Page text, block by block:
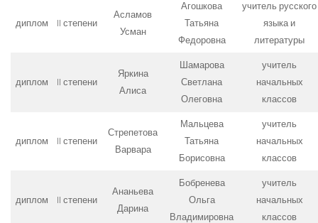
диплом II степени
Асламов
Усман
Агошкова
Татьяна
Федоровна
учитель русского
языка и
литературы
диплом II степени
Яркина
Алиса
Шамарова
Светлана
Олеговна
учитель
начальных
классов
диплом II степени
Стрепетова
Варвара
Мальцева
Татьяна
Борисовна
учитель
начальных
классов
диплом II степени
Ананьева
Дарина
Бобренева
Ольга
Владимировна
учитель
начальных
классов